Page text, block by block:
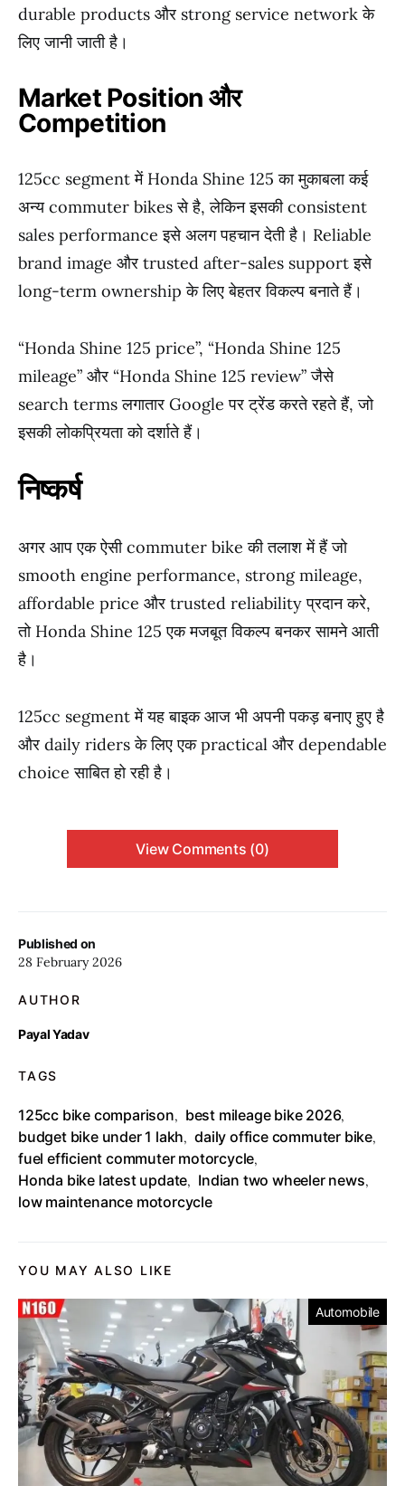
Published on
28 February 2026
AUTHOR
Payal Yadav
TAGS
125cc bike comparison, best mileage bike 2026,
budget bike under 1 lakh, daily office commuter bike,
fuel efficient commuter motorcycle,
Honda bike latest update, Indian two wheeler news,
low maintenance motorcycle
durable products और strong service network के
लिए जानी जाती है।
Market Position और
Competition
125cc segment में Honda Shine 125 का मुकाबला कई
अन्य commuter bikes से है, लेकिन इसकी consistent
sales performance इसे अलग पहचान देती है। Reliable
brand image और trusted after-sales support इसे
long-term ownership के लिए बेहतर विकल्प बनाते हैं।
“Honda Shine 125 price”, “Honda Shine 125
mileage” और “Honda Shine 125 review” जैसे
search terms लगातार Google पर ट्रेंड करते रहते हैं, जो
इसकी लोकप्रियता को दर्शाते हैं।
निष्कर्ष
अगर आप एक ऐसी commuter bike की तलाश में हैं जो
smooth engine performance, strong mileage,
affordable price और trusted reliability प्रदान करे,
तो Honda Shine 125 एक मजबूत विकल्प बनकर सामने आती
है।
125cc segment में यह बाइक आज भी अपनी पकड़ बनाए हुए है
और daily riders के लिए एक practical और dependable
choice साबित हो रही है।
View Comments (0)
YOU MAY ALSO LIKE
Automobile